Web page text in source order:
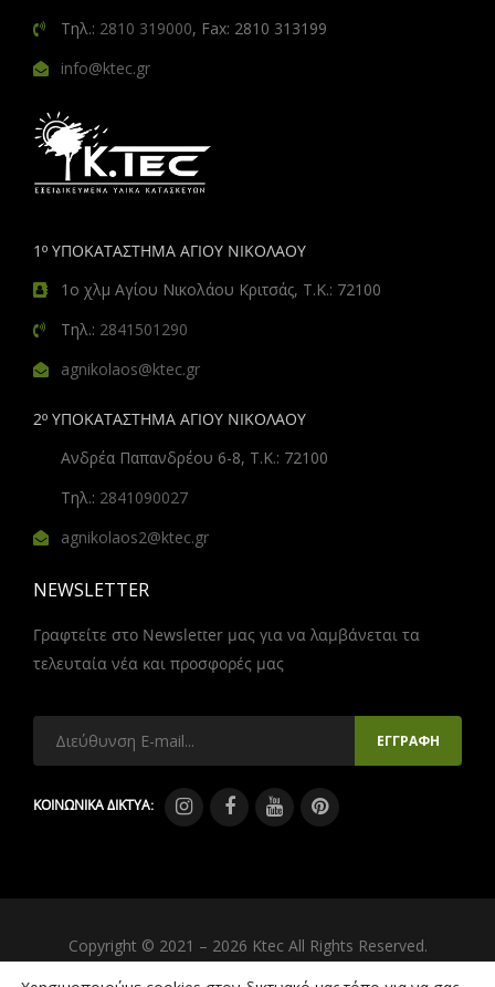
Τηλ.: 2810 319000, Fax: 2810 313199
info@ktec.gr
1º ΥΠΟΚΑΤΑΣΤΗΜΑ ΑΓΙΟΥ ΝΙΚΟΛΑΟΥ
1ο χλμ Αγίου Νικολάου Κριτσάς, Τ.Κ.: 72100
Τηλ.: 2841501290
agnikolaos@ktec.gr
2º ΥΠΟΚΑΤΑΣΤΗΜΑ ΑΓΙΟΥ ΝΙΚΟΛΑΟΥ
Ανδρέα Παπανδρέου 6-8, Τ.Κ.: 72100
Τηλ.: 2841090027
agnikolaos2@ktec.gr
NEWSLETTER
Γραφτείτε στο Newsletter μας για να λαμβάνεται τα
τελευταία νέα και προσφορές μας
ΚΟΙΝΩΝΙΚΑ ΔΙΚΤΥΑ:
Copyright © 2021 – 2026 Ktec All Rights Reserved.